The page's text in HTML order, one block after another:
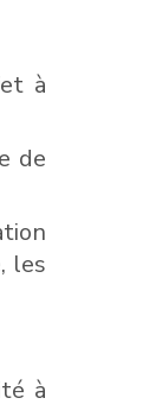
à
de
les
à